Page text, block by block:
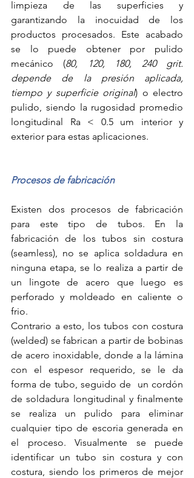
limpieza de las superficies y
garantizando la inocuidad de los
productos procesados. Este acabado
se lo puede obtener por pulido
mecánico (80, 120, 180, 240 grit.
depende de la presión aplicada,
tiempo y superficie original) o electro
pulido, siendo la rugosidad promedio
longitudinal Ra < 0.5 um interior y
exterior para estas aplicaciones.
Procesos de fabricación
Existen dos procesos de fabricación
para este tipo de tubos. En la
fabricación de los tubos sin costura
(seamless), no se aplica soldadura en
ninguna etapa, se lo realiza a partir de
un lingote de acero que luego es
perforado y moldeado en caliente o
frio.
Contrario a esto, los tubos con costura
(welded) se fabrican a partir de bobinas
de acero inoxidable, donde a la lámina
con el espesor requerido, se le da
forma de tubo, seguido de  un cordón
de soldadura longitudinal y finalmente
se realiza un pulido para eliminar
cualquier tipo de escoria generada en
el proceso. Visualmente se puede
identificar un tubo sin costura y con
costura, siendo los primeros de mejor